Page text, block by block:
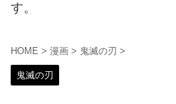
す。
HOME > 漫画 > 鬼滅の刃 >
鬼滅の刃